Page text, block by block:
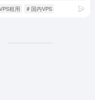
租用 # 国内VPS